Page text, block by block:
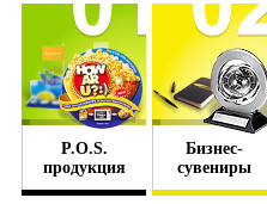
P.O.S.
продукция
Бизнес-
сувениры